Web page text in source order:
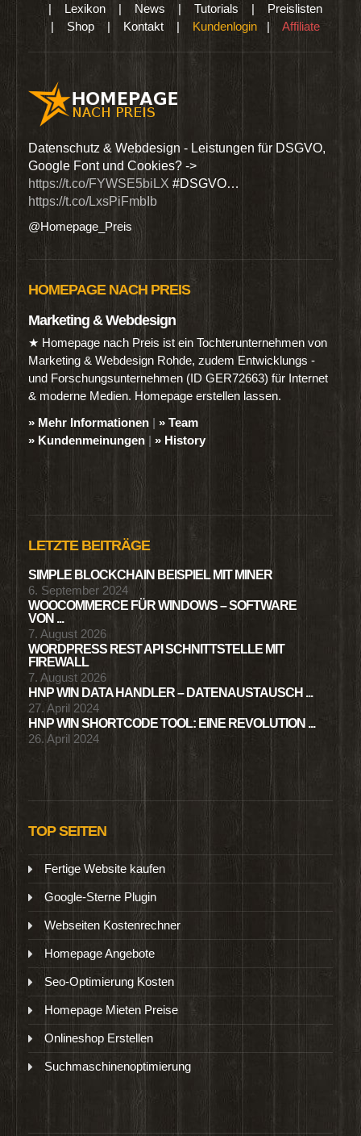
| Lexikon | News | Tutorials | Preislisten
| Shop | Kontakt | Kundenlogin | Affiliate
Datenschutz & Webdesign - Leistungen für DSGVO,
Google Font und Cookies? ->
https://t.co/FYWSE5biLX #DSGVO…
https://t.co/LxsPiFmbIb
@Homepage_Preis
HOMEPAGE NACH PREIS
Marketing & Webdesign
★ Homepage nach Preis ist ein Tochterunternehmen von
Marketing & Webdesign Rohde, zudem Entwicklungs -
und Forschungsunternehmen (ID GER72663) für Internet
& moderne Medien. Homepage erstellen lassen.
» Mehr Informationen | » Team
» Kundenmeinungen | » History
LETZTE BEITRÄGE
SIMPLE BLOCKCHAIN BEISPIEL MIT MINER
6. September 2024
WOOCOMMERCE FÜR WINDOWS – SOFTWARE
VON ...
7. August 2026
WORDPRESS REST API SCHNITTSTELLE MIT
FIREWALL
7. August 2026
HNP WIN DATA HANDLER – DATENAUSTAUSCH ...
27. April 2024
HNP WIN SHORTCODE TOOL: EINE REVOLUTION ...
26. April 2024
TOP SEITEN
Fertige Website kaufen
Google-Sterne Plugin
Webseiten Kostenrechner
Homepage Angebote
Seo-Optimierung Kosten
Homepage Mieten Preise
Onlineshop Erstellen
Suchmaschinenoptimierung